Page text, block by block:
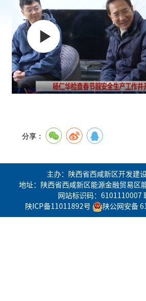
分享：
主办：陕西省西咸新区开发建
地址：陕西省西咸新区能源金融贸易区
网站标识码：6101110007
陕ICP备11011892号
陕公网安备